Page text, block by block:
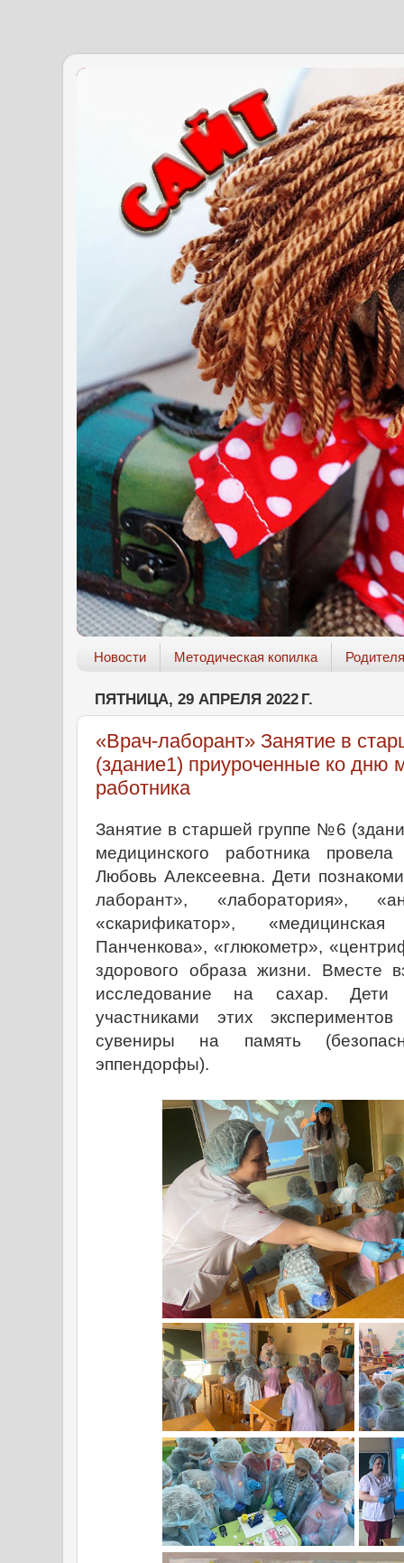
Новости Методическая копилка
ПЯТНИЦА, 29 АПРЕЛЯ 2022 Г.
«Врач-лаборант» Занятие в
(здание1) приуроченные ко дню
работника
Занятие в старшей группе №6
медицинского работника
Любовь Алексеевна. Дети
лаборант», «лаборатория»,
«скарификатор»,
Панченкова», «глюкометр»,
здорового образа жизни. Вместе
исследование на сахар. Дети
участниками этих
сувениры на память
эппендорфы).